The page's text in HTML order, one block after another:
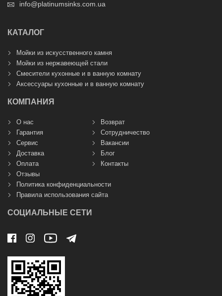
info@platinumsinks.com.ua
КАТАЛОГ
Мойки из искусственного камня
Мойки из нержавеющей стали
Смесители кухонные и в ванную комнату
Аксессуары кухонные и в ванную комнату
КОМПАНИЯ
О нас
Гарантия
Сервис
Доставка
Оплата
Возврат
Сотрудничество
Вакансии
Блог
Контакты
Отзывы
Политика конфиденциальности
Правила использования сайта
СОЦИАЛЬНЫЕ СЕТИ